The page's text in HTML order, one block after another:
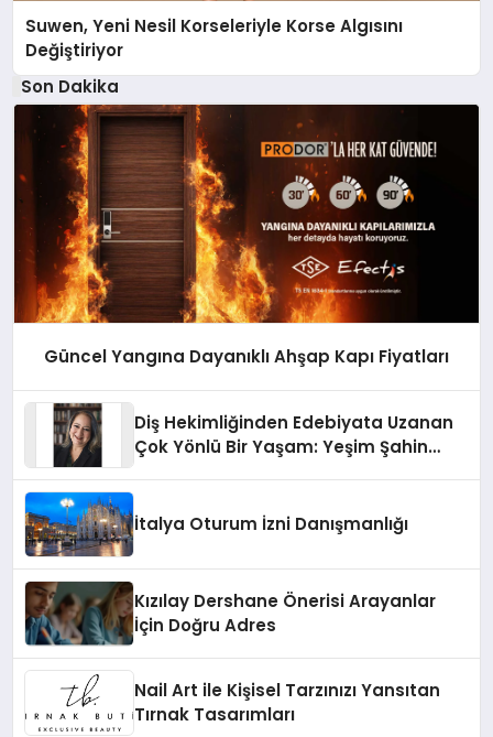
Suwen, Yeni Nesil Korseleriyle Korse Algısını
Değiştiriyor
Son Dakika
Güncel Yangına Dayanıklı Ahşap Kapı Fiyatları
Diş Hekimliğinden Edebiyata Uzanan
Çok Yönlü Bir Yaşam: Yeşim Şahin
İtalya Oturum İzni Danışmanlığı
Kızılay Dershane Önerisi Arayanlar
İçin Doğru Adres
Nail Art ile Kişisel Tarzınızı Yansıtan
Tırnak Tasarımları